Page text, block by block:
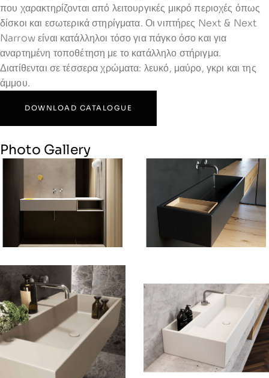
που χαρακτηρίζονται από λειτουργικές μικρό περιοχές όπως
δίσκοι και εσωτερικά στηρίγματα. Οι νιπτήρες Next & Next
Narrow είναι κατάλληλοι τόσο για πάγκο όσο και για
αναρτημένη τοποθέτηση με το κατάλληλο στήριγμα.
Διατίθενται σε τέσσερα χρώματα: λευκό, μαύρο, γκρι και της
άμμου.
DOWNLOAD CATALOGUE
Photo Gallery